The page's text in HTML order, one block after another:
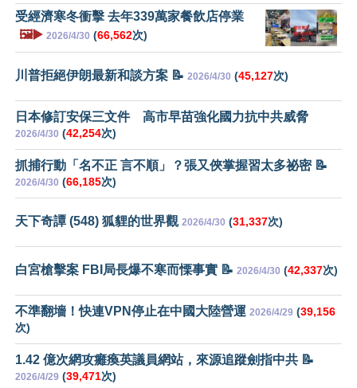
受經濟寒冬衝擊 去年339萬家餐飲店停業
🖼️▶️ 2026/4/30 (66,562次)
川普拒絕伊朗最新和談方案 📝 2026/4/30 (45,127次)
日本修訂安保三文件 高市早苗強化國力抗中共威脅
2026/4/30 (42,254次)
抓捕行動「名不正 言不順」？張又俠掌握習太多祕密 📝
2026/4/30 (66,185次)
天下奇譚 (548) 狐貍的世界觀 2026/4/30 (31,337次)
白宮槍擊案 FBI局長爆不寒而慄事實 📝 2026/4/30 (42,337次)
不準翻墻！快連VPN停止在中國大陸營運 2026/4/29 (39,156
次)
1.42 億次網攻癱瘓英議員網站，來源追蹤劍指中共 📝
2026/4/29 (39,471次)